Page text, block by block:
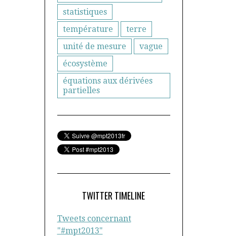
statistiques
température
terre
unité de mesure
vague
écosystème
équations aux dérivées
partielles
TWITTER TIMELINE
Tweets concernant
"#mpt2013"